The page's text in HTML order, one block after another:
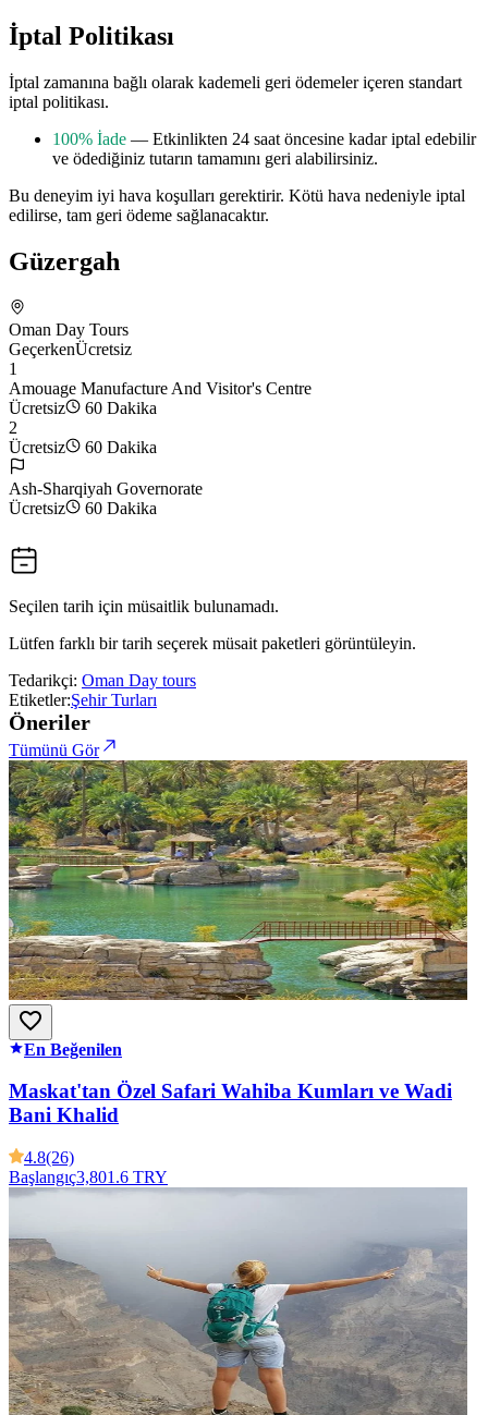
İptal Politikası
İptal zamanına bağlı olarak kademeli geri ödemeler içeren standart
iptal politikası.
100% İade — Etkinlikten 24 saat öncesine kadar iptal edebilir
ve ödediğiniz tutarın tamamını geri alabilirsiniz.
Bu deneyim iyi hava koşulları gerektirir. Kötü hava nedeniyle iptal
edilirse, tam geri ödeme sağlanacaktır.
Güzergah
Oman Day Tours
GeçerkenÜcretsiz
1
Amouage Manufacture And Visitor's Centre
Ücretsiz
60 Dakika
2
Ücretsiz
60 Dakika
Ash-Sharqiyah Governorate
Ücretsiz
60 Dakika
Seçilen tarih için müsaitlik bulunamadı.
Lütfen farklı bir tarih seçerek müsait paketleri görüntüleyin.
Tedarikçi: Oman Day tours
Etiketler:Şehir Turları
Öneriler
Tümünü Gör
En Beğenilen
Maskat'tan Özel Safari Wahiba Kumları ve Wadi
Bani Khalid
4.8(26)
Başlangıç3,801.6 TRY